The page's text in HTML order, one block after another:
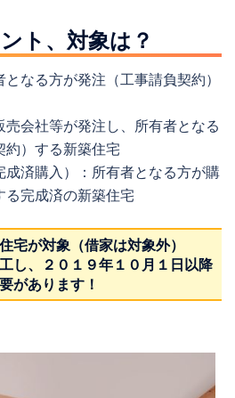
ト、対象は？
となる方が発注（工事請負契約）
売会社等が発注し、所有者となる
約）する新築住宅
成済購入）：所有者となる方が購
る完成済の新築住宅
宅が対象（借家は対象外）
し、２０１９年１０月１日以降
があります！